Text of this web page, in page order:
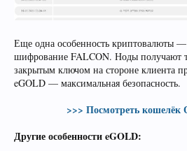
Еще одна особенность криптовалюты —
шифрование FALCON. Ноды получают
закрытым ключом на стороне клиента
eGOLD — максимальная безопасность.
>>> Посмотреть
Другие особенности eGOLD: